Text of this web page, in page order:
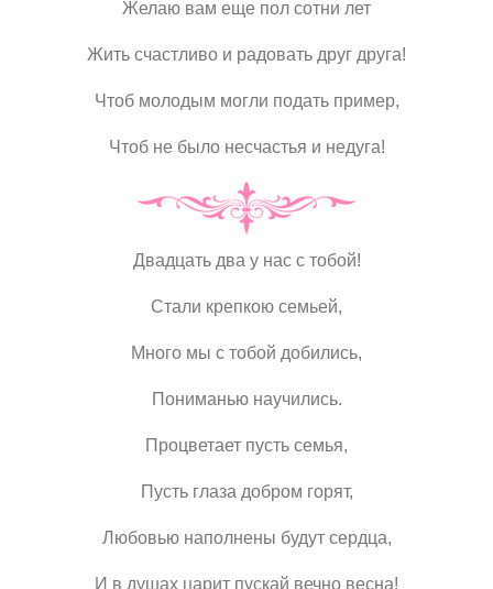
Желаю вам еще пол сотни лет
Жить счастливо и радовать друг друга!
Чтоб молодым могли подать пример,
Чтоб не было несчастья и недуга!
Двадцать два у нас с тобой!
Стали крепкою семьей,
Много мы с тобой добились,
Пониманью научились.
Процветает пусть семья,
Пусть глаза добром горят,
Любовью наполнены будут сердца,
И в душах царит пускай вечно весна!